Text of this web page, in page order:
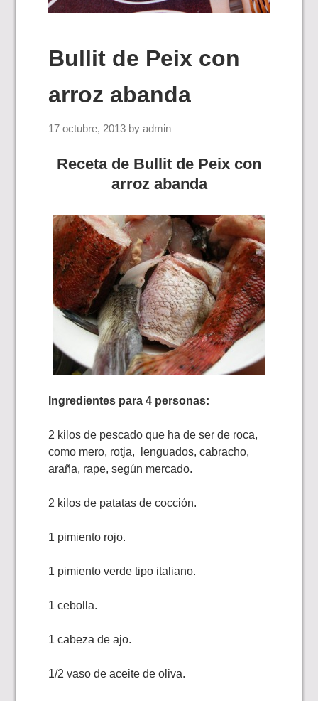
Bullit de Peix con
arroz abanda
17 octubre, 2013 byadmin
Receta de Bullit de Peix con
arroz abanda
Ingredientes para 4 personas:
2 kilos de pescado que ha de ser de roca,
como mero, rotja, lenguados, cabracho,
araña, rape, según mercado.
2 kilos de patatas de cocción.
1 pimiento rojo.
1 pimiento verde tipo italiano.
1 cebolla.
1 cabeza de ajo.
1/2 vaso de aceite de oliva.